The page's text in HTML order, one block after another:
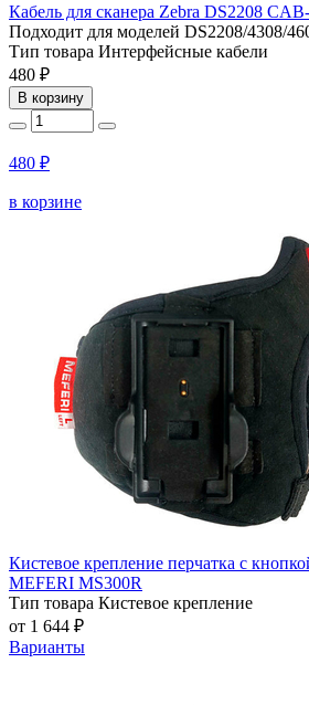
Кабель для сканера Zebra DS2208
Подходит для моделей DS2208/4308/
Тип товара Интерфейсные кабели
480 ₽
В корзину
480 ₽
в корзине
Кистевое крепление перчатка с
MEFERI MS300R
Тип товара Кистевое крепление
от 1 644 ₽
Варианты